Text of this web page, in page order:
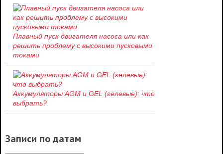
Плавный пуск двигателя насоса или как
решить проблему c высокими пусковыми
токами
Аккумуляторы AGM и GEL (гелевые): что
выбрать?
Записи по датам